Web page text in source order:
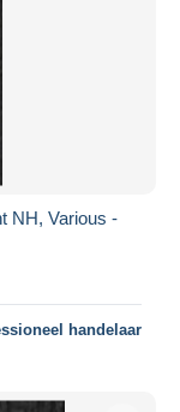
NH, Various -
handelaar